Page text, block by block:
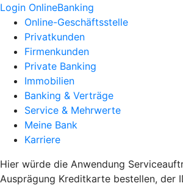
Login OnlineBanking
Online-Geschäftsstelle
Privatkunden
Firmenkunden
Private Banking
Immobilien
Banking & Verträge
Service & Mehrwerte
Meine Bank
Karriere
Hier würde die Anwendung
Ausprägung Kreditkarte bestellen, der